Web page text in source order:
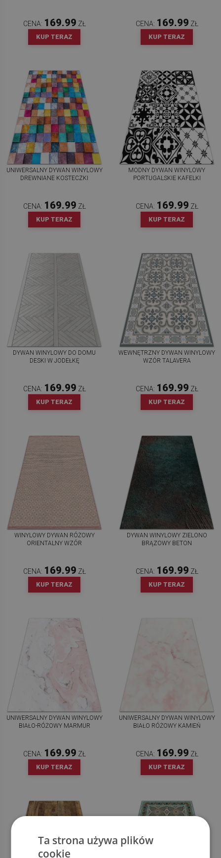
CENA: 169.99 ZŁ
KUP TERAZ
CENA: 169.99 ZŁ
KUP TERAZ
UNIWERSALNY DYWAN WINYLOWY
DREWNIANE KOSTECZKI
CENA: 169.99 ZŁ
KUP TERAZ
MODNY DYWAN WINYLOWY
PORTUGALSKIE KAFELKI
CENA: 169.99 ZŁ
KUP TERAZ
DYWAN WINYLOWY DO DOMU
DESKI W JODEŁKĘ
CENA: 169.99 ZŁ
KUP TERAZ
WEWNĘTRZNY DYWAN WINYLOWY
WZÓR TALAVERA
CENA: 169.99 ZŁ
KUP TERAZ
WINYLOWY DYWAN RÓŻOWY
ORIENTALNY WZÓR
CENA: 169.99 ZŁ
KUP TERAZ
DYWAN WINYLOWY ZIELONO
BRĄZOWY BETON
CENA: 169.99 ZŁ
KUP TERAZ
UNIWERSALNY DYWAN WINYLOWY
BIAŁO-RÓŻOWY MARMUR
CENA: 169.99 ZŁ
KUP TERAZ
UNIWERSALNY DYWAN WINYLOWY
BIAŁO RÓŻOWY KAMIEŃ
CENA: 169.99 ZŁ
KUP TERAZ
Ta strona używa plików
cookie